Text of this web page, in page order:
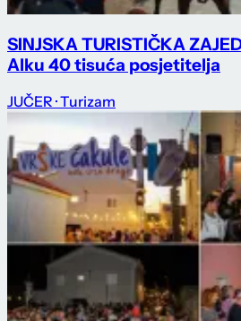
SINJSKA TURISTIČKA
Alku 40 tisuća posjetitelja
JUČER · Turizam